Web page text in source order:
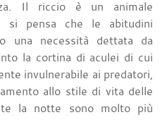
Il riccio è un animale
si pensa che le abitudini
una necessità dettata da
la cortina di aculei di cui
invulnerabile ai predatori,
allo stile di vita delle
la notte sono molto più